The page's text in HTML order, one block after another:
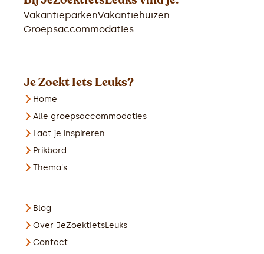
VakantieparkenVakantiehuizen
Groepsaccommodaties
Je Zoekt Iets Leuks?
Home
Alle groepsaccommodaties
Laat je inspireren
Prikbord
Thema's
Blog
Over JeZoektIetsLeuks
Contact